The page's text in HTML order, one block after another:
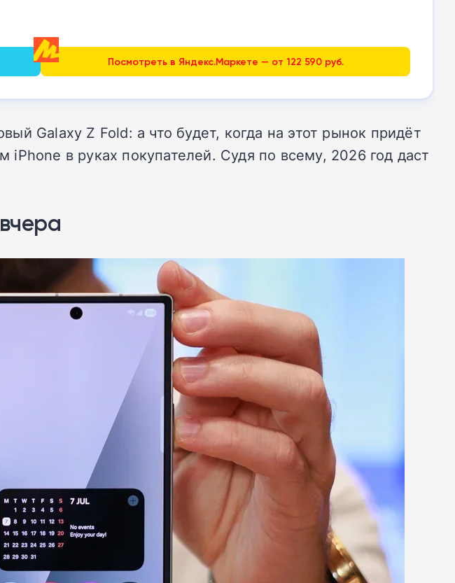
Посмотреть в Яндекс.Маркете — от 122 590 руб.
Galaxy Z Fold: а что будет, когда на этот рынок придёт
в руках покупателей. Судя по всему, 2026 год даст